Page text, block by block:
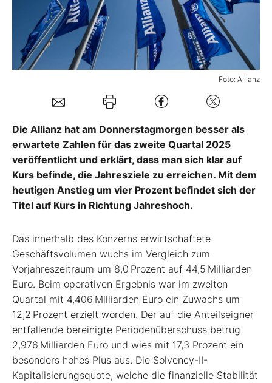
Mein Konto
Foto: Allianz
Die Allianz hat am Donnerstagmorgen besser als
erwartete Zahlen für das zweite Quartal 2025
veröffentlicht und erklärt, dass man sich klar auf
Kurs befinde, die Jahresziele zu erreichen. Mit dem
heutigen Anstieg um vier Prozent befindet sich der
Titel auf Kurs in Richtung Jahreshoch.
Das innerhalb des Konzerns erwirtschaftete
Geschäftsvolumen wuchs im Vergleich zum
Vorjahreszeitraum um 8,0 Prozent auf 44,5 Milliarden
Euro. Beim operativen Ergebnis war im zweiten
Quartal mit 4,406 Milliarden Euro ein Zuwachs um
12,2 Prozent erzielt worden. Der auf die Anteilseigner
entfallende bereinigte Periodenüberschuss betrug
2,976 Milliarden Euro und wies mit 17,3 Prozent ein
besonders hohes Plus aus. Die Solvency-II-
Kapitalisierungsquote, welche die finanzielle Stabilität